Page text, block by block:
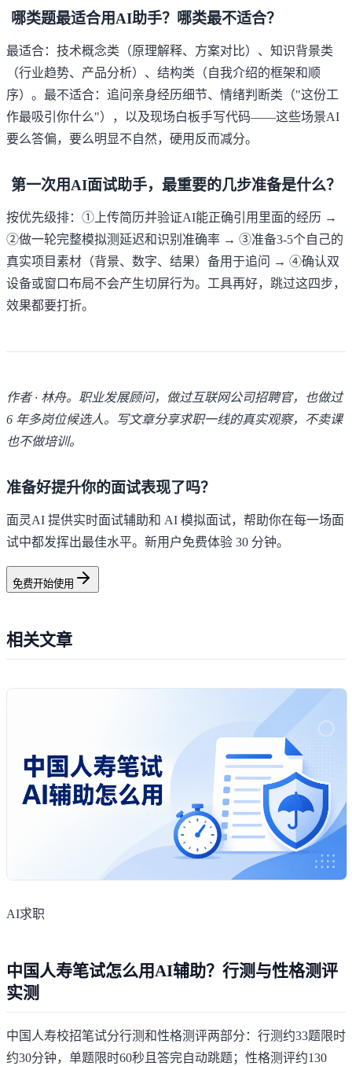
哪类题最适合用AI助手？哪类最不适合？
最适合：技术概念类（原理解释、方案对比）、知识背景类
（行业趋势、产品分析）、结构类（自我介绍的框架和顺
序）。最不适合：追问亲身经历细节、情绪判断类（"这份工
作最吸引你什么"），以及现场白板手写代码——这些场景AI
要么答偏，要么明显不自然，硬用反而减分。
第一次用AI面试助手，最重要的几步准备是什么？
按优先级排：①上传简历并验证AI能正确引用里面的经历 →
②做一轮完整模拟测延迟和识别准确率 → ③准备3-5个自己的
真实项目素材（背景、数字、结果）备用于追问 → ④确认双
设备或窗口布局不会产生切屏行为。工具再好，跳过这四步，
效果都要打折。
作者 · 林舟。职业发展顾问，做过互联网公司招聘官，也做过
6 年多岗位候选人。写文章分享求职一线的真实观察，不卖课
也不做培训。
准备好提升你的面试表现了吗？
面灵AI 提供实时面试辅助和 AI 模拟面试，帮助你在每一场面
试中都发挥出最佳水平。新用户免费体验 30 分钟。
免费开始使用
相关文章
AI求职
中国人寿笔试怎么用AI辅助？行测与性格测评
实测
中国人寿校招笔试分行测和性格测评两部分：行测约33题限时
约30分钟，单题限时60秒且答完自动跳题；性格测评约130